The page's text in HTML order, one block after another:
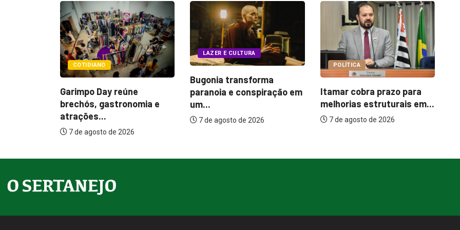
LAZER E CULTURA
Bugonia transforma
paranoia e conspiração em
um...
7 de agosto de 2026
POLÍTICA
Itamar cobra prazo para
melhorias estruturais em...
7 de agosto de 2026
COTIDIANO
Garimpo Day reúne
brechós, gastronomia e
atrações...